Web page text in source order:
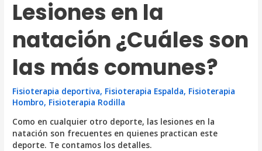
Lesiones en la
natación ¿Cuáles son
las más comunes?
Fisioterapia deportiva, Fisioterapia Espalda, Fisioterapia
Hombro, Fisioterapia Rodilla
Como en cualquier otro deporte, las lesiones en la
natación son frecuentes en quienes practican este
deporte. Te contamos los detalles.